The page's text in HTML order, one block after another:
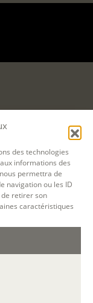
des technologies
informations des
permettra de
navigation ou les ID
de retirer son
caractéristiques
(ARTISTES-
2026